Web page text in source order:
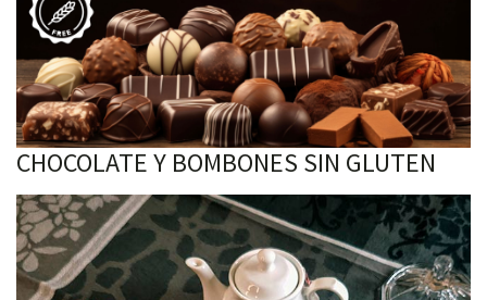
CHOCOLATE Y BOMBONES SIN GLUTEN